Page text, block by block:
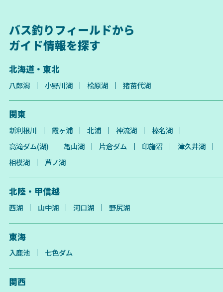
バス釣りフィールドから
ガイド情報を探す
北海道・東北
八郎潟 小野川湖 桧原湖 猪苗代湖
関東
新利根川 霞ヶ浦 北浦 神流湖
榛名湖
高滝ダム(湖)
亀山湖 片倉ダム 印旛沼
津久井湖
相模湖
芦ノ湖
北陸・甲信越
西湖 山中湖 河口湖 野尻湖
東海
入鹿池 七色ダム
関西